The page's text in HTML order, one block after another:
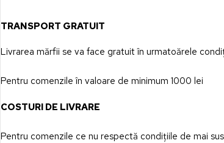
TRANSPORT GRATUIT
Livrarea mărfii se va face gratuit în urmatoărele
Pentru comenzile în valoare de minimum 1000 lei
COSTURI DE LIVRARE
Pentru comenzile ce nu respectă condițiile de mai